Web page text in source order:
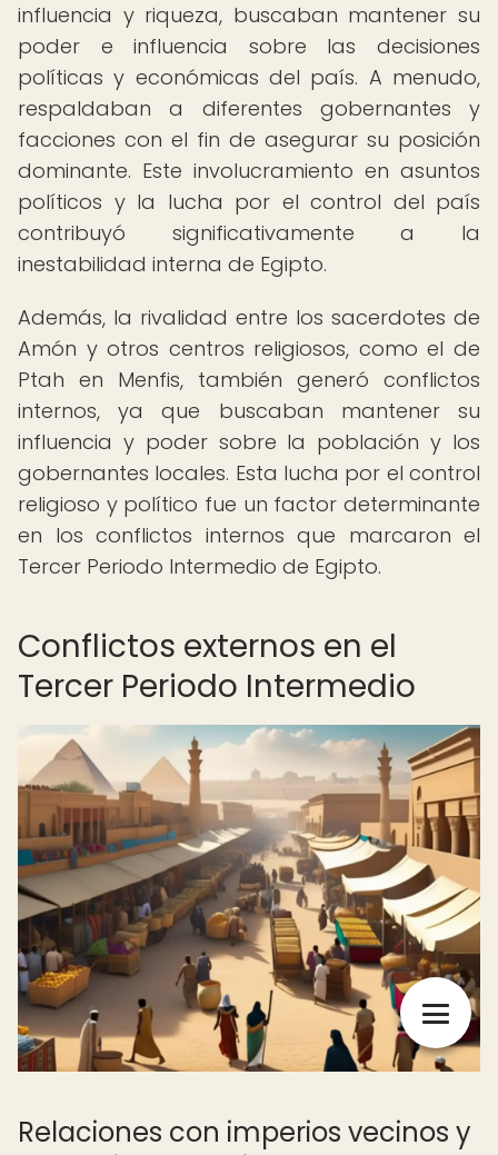
influencia y riqueza, buscaban mantener su
poder e influencia sobre las decisiones
políticas y económicas del país. A menudo,
respaldaban a diferentes gobernantes y
facciones con el fin de asegurar su posición
dominante. Este involucramiento en asuntos
políticos y la lucha por el control del país
contribuyó significativamente a la
inestabilidad interna de Egipto.
Además, la rivalidad entre los sacerdotes de
Amón y otros centros religiosos, como el de
Ptah en Menfis, también generó conflictos
internos, ya que buscaban mantener su
influencia y poder sobre la población y los
gobernantes locales. Esta lucha por el control
religioso y político fue un factor determinante
en los conflictos internos que marcaron el
Tercer Periodo Intermedio de Egipto.
Conflictos externos en el
Tercer Periodo Intermedio
Relaciones con imperios vecinos y